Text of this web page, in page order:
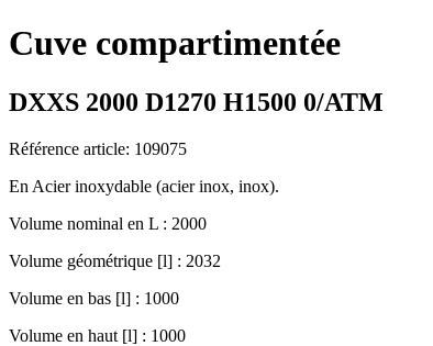
Cuve compartimentée
DXXS 2000 D1270 H1500 0/ATM
Référence article: 109075
En Acier inoxydable (acier inox, inox).
Volume nominal en L : 2000
Volume géométrique [l] : 2032
Volume en bas [l] : 1000
Volume en haut [l] : 1000